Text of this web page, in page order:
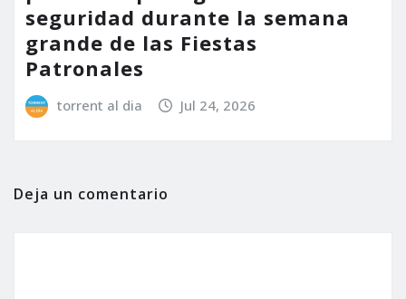
seguridad durante la semana
grande de las Fiestas
Patronales
torrent al dia Jul 24, 2026
Deja un comentario